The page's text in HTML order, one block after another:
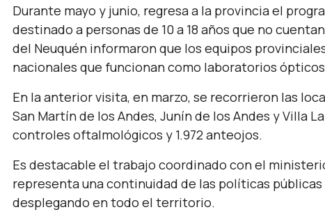
Durante mayo y junio, regresa a la provincia el
destinado a personas de 10 a 18 años que no
del Neuquén informaron que los equipos
nacionales que funcionan como laboratorios
En la anterior visita, en marzo, se recorrieron las
San Martín de los Andes, Junín de los Andes y Villa
controles oftalmológicos y 1.972 anteojos.
Es destacable el trabajo coordinado con el
representa una continuidad de las políticas
desplegando en todo el territorio.